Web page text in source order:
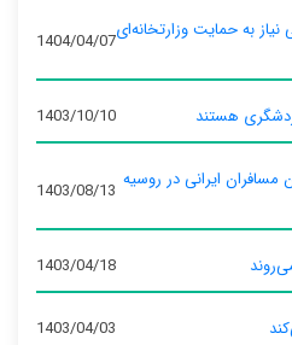
به حمایت وزارتخانه‌ای1404/04/07
هستند 1403/10/10
مسافران ایرانی در روسیه 1403/08/13
1403/04/18
1403/04/03